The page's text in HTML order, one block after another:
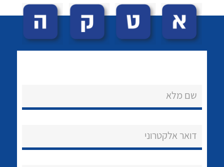
לכל מוצרי היצרן לכל מוצרי היצרן
שם מלא
דואר אלקטרוני